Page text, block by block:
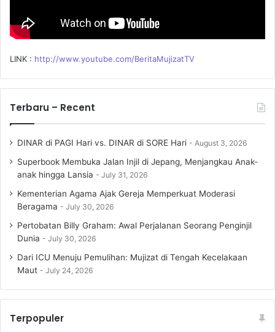
LINK : http://www.youtube.com/BeritaMujizatTV
Terbaru – Recent
DINAR di PAGI Hari vs. DINAR di SORE Hari August 3, 2026
Superbook Membuka Jalan Injil di Jepang, Menjangkau Anak-
anak hingga Lansia
July 31, 2026
Kementerian Agama Ajak Gereja Memperkuat Moderasi
Beragama
July 30, 2026
Pertobatan Billy Graham: Awal Perjalanan Seorang Penginjil
Dunia
July 30, 2026
Dari ICU Menuju Pemulihan: Mujizat di Tengah Kecelakaan
Maut
July 24, 2026
Terpopuler